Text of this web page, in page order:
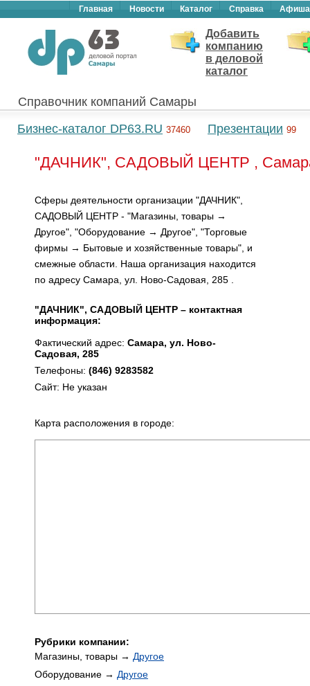
Главная Новости Каталог Справка Афиша
Добавить
компанию
в деловой
каталог
Справочник компаний Самары
Бизнес-каталог DP63.RU 37460 Презентации 99
"ДАЧНИК", САДОВЫЙ ЦЕНТР ,
Сферы деятельности организации "ДАЧНИК",
САДОВЫЙ ЦЕНТР - "Магазины, товары →
Другое", "Оборудование → Другое", "Торговые
фирмы → Бытовые и хозяйственные товары", и
смежные области. Наша организация находится
по адресу Самара, ул. Ново-Садовая, 285 .
"ДАЧНИК", САДОВЫЙ ЦЕНТР – контактная
информация:
Фактический адрес: Самара, ул. Ново-
Садовая, 285
Телефоны: (846) 9283582
Сайт: Не указан
Карта расположения в городе:
Рубрики компании:
Магазины, товары → Другое
Оборудование → Другое